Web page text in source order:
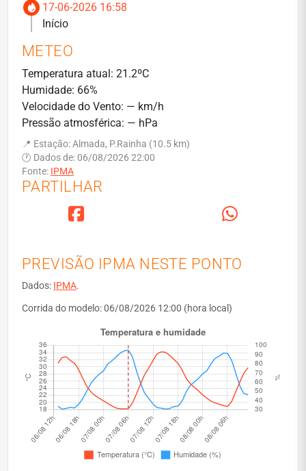
17-06-2026 16:58
Início
METEO
Temperatura atual: 21.2ºC
Humidade: 66%
Velocidade do Vento: — km/h
Pressão atmosférica: — hPa
📍 Estação: Almada, P.Rainha (10.5 km)
🕐 Dados de: 06/08/2026 22:00
Fonte: IPMA
PARTILHAR
PREVISÃO IPMA NESTE PONTO
Dados: IPMA.
Corrida do modelo: 06/08/2026 12:00 (hora local)